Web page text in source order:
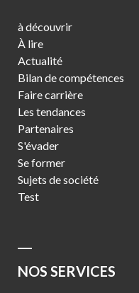
à découvrir
À lire
Actualité
Bilan de compétences
Faire carrière
Les tendances
Partenaires
S'évader
Se former
Sujets de société
Test
NOS SERVICES